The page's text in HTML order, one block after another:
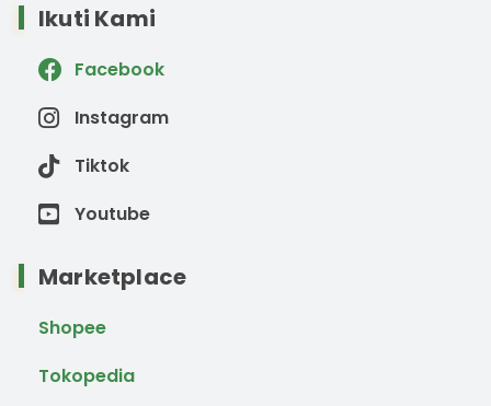
Ikuti Kami
Facebook
Instagram
Tiktok
Youtube
Marketplace
Shopee
Tokopedia